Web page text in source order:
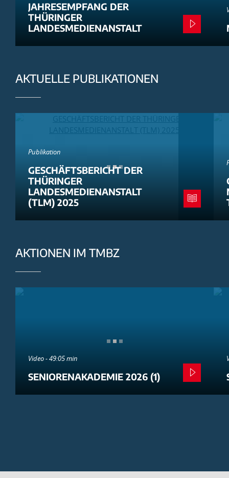
JAHRESEMPFANG DER
THÜRINGER
LANDESMEDIENANSTALT
AKTUELLE PUBLIKATIONEN
Publikation
GESCHÄFTSBERICHT DER
THÜRINGER
LANDESMEDIENANSTALT
(TLM) 2025
AKTIONEN IM TMBZ
Video - 49:05 min
SENIORENAKADEMIE 2026 (1)